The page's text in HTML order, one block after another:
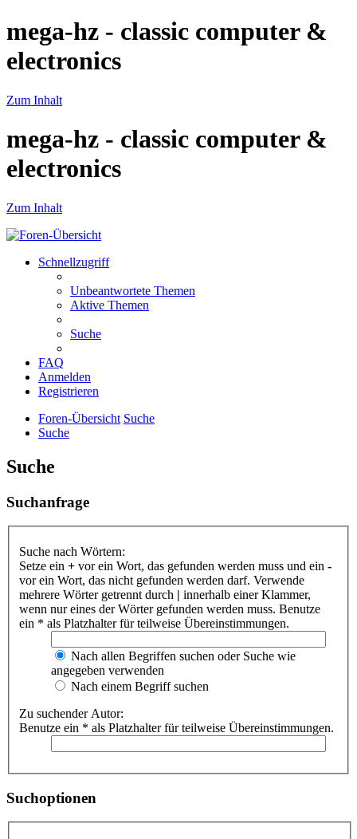
mega-hz - classic computer &
electronics
Zum Inhalt
mega-hz - classic computer &
electronics
Zum Inhalt
Schnellzugriff
Unbeantwortete Themen
Aktive Themen
Suche
FAQ
Anmelden
Registrieren
Foren-Übersicht Suche
Suche
Suche
Suchanfrage
Suche nach Wörtern:
Setze ein + vor ein Wort, das gefunden werden muss und ein -
vor ein Wort, das nicht gefunden werden darf. Verwende
mehrere Wörter getrennt durch | innerhalb einer Klammer,
wenn nur eines der Wörter gefunden werden muss. Benutze
ein * als Platzhalter für teilweise Übereinstimmungen.
Nach allen Begriffen suchen oder Suche wie
angegeben verwenden
Nach einem Begriff suchen
Zu suchender Autor:
Benutze ein * als Platzhalter für teilweise Übereinstimmungen.
Suchoptionen